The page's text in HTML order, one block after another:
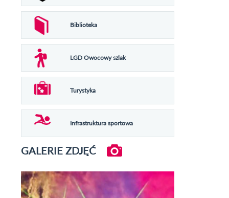
Biblioteka
LGD Owocowy szlak
Turystyka
Infrastruktura sportowa
GALERIE ZDJĘĆ